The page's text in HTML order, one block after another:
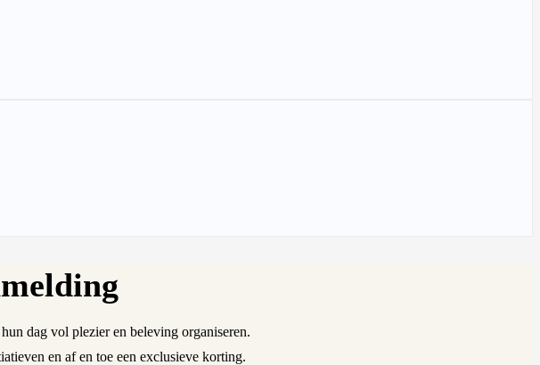
dag vol plezier en beleving organiseren.
en af en toe een exclusieve korting.